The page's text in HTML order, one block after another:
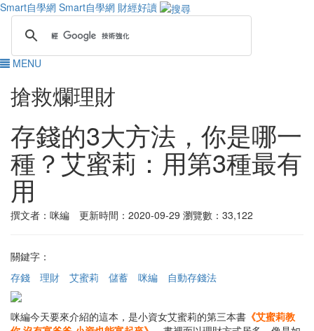
Smart自學網 Smart自學網 財經好讀
MENU
搶救爛理財
存錢的3大方法，你是哪一
種？艾蜜莉：用第3種最有
用
撰文者：咪編 更新時間：2020-09-29 瀏覽數：33,122
關鍵字：
存錢
理財 艾蜜莉 儲蓄 咪編 自動存錢法
咪編今天要來介紹的這本，是小資女艾蜜莉的第三本書 《艾蜜莉教